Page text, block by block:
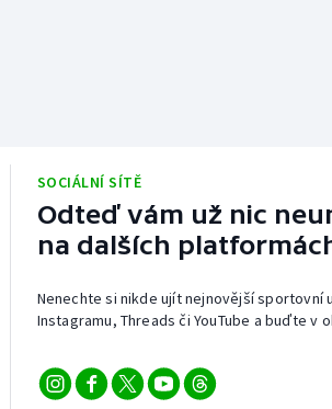
SOCIÁLNÍ SÍTĚ
Odteď vám už nic
na dalších
Nenechte si nikde ujít nejnovější sportovní
Instagramu, Threads či YouTube a buďte v